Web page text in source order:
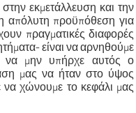
εκμετάλλευση και την
απόλυτη προϋπόθεση για
πραγματικές διαφορές
είναι να αρνηθούμε
να μην υπήρχε αυτός ο
μας να ήταν στο ύψος
χώνουμε το κεφάλι μας